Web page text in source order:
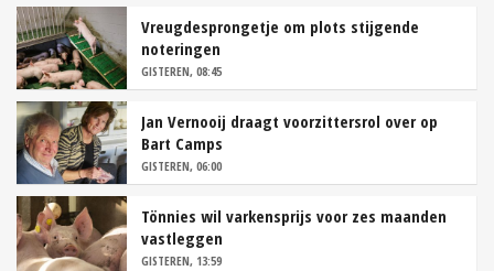
Vreugdesprongetje om plots stijgende
noteringen
GISTEREN, 08:45
Jan Vernooij draagt voorzittersrol over op
Bart Camps
GISTEREN, 06:00
Tönnies wil varkensprijs voor zes maanden
vastleggen
GISTEREN, 13:59